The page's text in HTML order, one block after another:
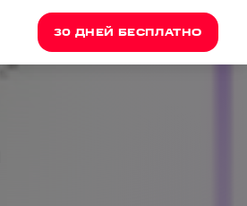
30 ДНЕЙ БЕСПЛАТНО